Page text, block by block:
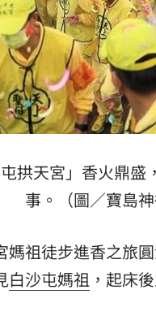
鼻酸 20:45
漸成形 12:00
爸」氣 12:00
登場！ 10:30
拱天宮」香火鼎盛
事。（圖／寶島神
祖徒步進香之旅
白沙屯媽祖 ，起床